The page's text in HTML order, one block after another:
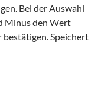
Bei der Auswahl
Minus den Wert
bestätigen. Speichert